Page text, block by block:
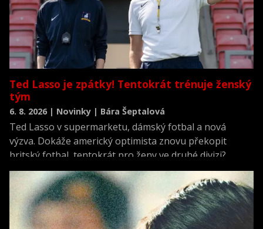
Ted Lasso je zpátky! Tentokrát trénuje ženský
tým
6. 8. 2026 | Novinky | Bára Šeptalová
Ted Lasso v supermarketu, dámský fotbal a nová
výzva. Dokáže americký optimista znovu překopit
britský fotbal, tentokrát pro ženy ve druhé divizi?